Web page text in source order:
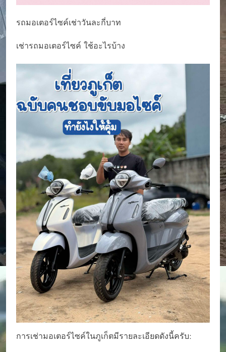
รถมอเตอร์ไซค์เช่าวันละกี่บาท
เช่ารถมอเตอร์ไซค์ ใช้อะไรบ้าง
การเช่ามอเตอร์ไซค์ในภูเก็ตมีรายละเอียดดังนี้ครับ: